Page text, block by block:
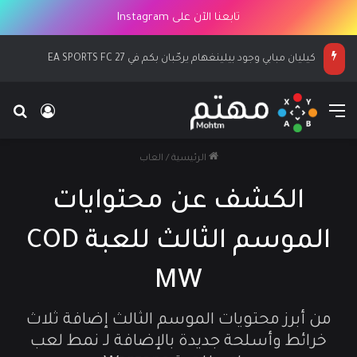
تابعنا الآن على Instagram
كيليان مبابي وجود بيلينغهام يرحّبان بكم في EA SPORTS FC 27
تسجيل القائمة
الرئيسية / العاب
الكشف عن محتوايات
الموسم الثالث للعبة COD
MW
من أبرز محتويات الموسم الثالث إضافة ثلاث
خرائط وأسلحة جديدة بالإضافة لـ نمط لعب